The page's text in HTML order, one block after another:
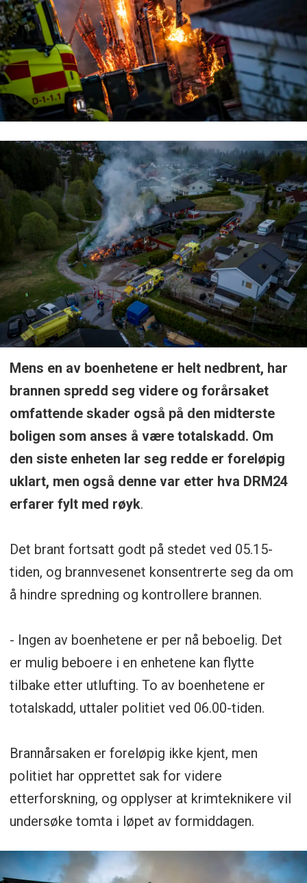
Mens en av boenhetene er helt nedbrent, har
brannen spredd seg videre og forårsaket
omfattende skader også på den midterste
boligen som anses å være totalskadd. Om
den siste enheten lar seg redde er foreløpig
uklart, men også denne var etter hva DRM24
erfarer fylt med røyk.
Det brant fortsatt godt på stedet ved 05.15-
tiden, og brannvesenet konsentrerte seg da om
å hindre spredning og kontrollere brannen.
- Ingen av boenhetene er per nå beboelig. Det
er mulig beboere i en enhetene kan flytte
tilbake etter utlufting. To av boenhetene er
totalskadd, uttaler politiet ved 06.00-tiden.
Brannårsaken er foreløpig ikke kjent, men
politiet har opprettet sak for videre
etterforskning, og opplyser at krimteknikere vil
undersøke tomta i løpet av formiddagen.